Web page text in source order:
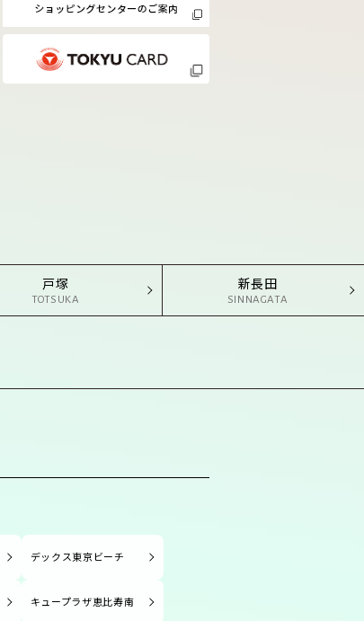
戸塚
TOTSUKA
新長田
SINNAGATA
デックス東京ビーチ
キュープラザ恵比寿南